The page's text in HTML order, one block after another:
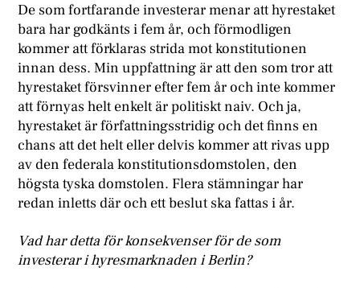
De som fortfarande investerar menar att hyrestaket
bara har godkänts i fem år, och förmodligen
kommer att förklaras strida mot konstitutionen
innan dess. Min uppfattning är att den som tror att
hyrestaket försvinner efter fem år och inte kommer
att förnyas helt enkelt är politiskt naiv. Och ja,
hyrestaket är författningsstridig och det finns en
chans att det helt eller delvis kommer att rivas upp
av den federala konstitutionsdomstolen, den
högsta tyska domstolen. Flera stämningar har
redan inletts där och ett beslut ska fattas i år.
Vad har detta för konsekvenser för de som
investerar i hyresmarknaden i Berlin?